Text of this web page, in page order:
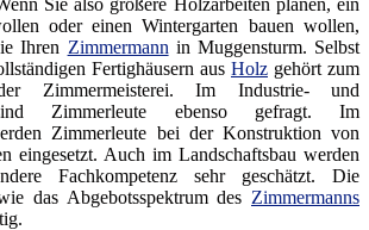
oder einen Wintergarten bauen wollen,
Ihren Zimmermann in Muggensturm. Selbst
Fertighäusern aus Holz gehört zum
Zimmermeisterei. Im Industrie- und
Zimmerleute ebenso gefragt. Im
Zimmerleute bei der Konstruktion von
eingesetzt. Auch im Landschaftsbau werden
Fachkompetenz sehr geschätzt. Die
das Abgebotsspektrum des Zimmermanns